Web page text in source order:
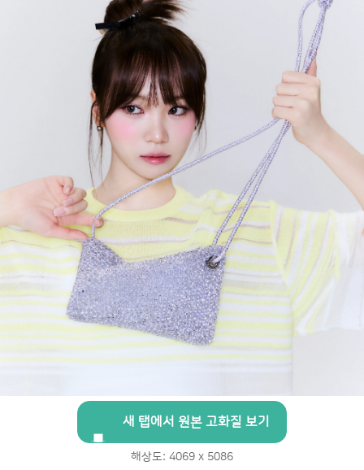
새 탭에서 원본 고화질 보기
해상도: 4069 x 5086